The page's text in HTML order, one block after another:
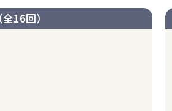
16回）